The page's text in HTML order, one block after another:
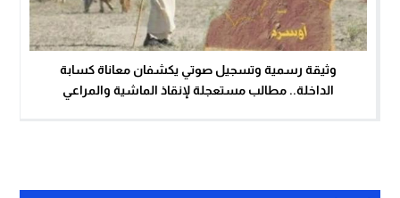
وثيقة رسمية وتسجيل صوتي يكشفان معاناة كسابة
الداخلة.. مطالب مستعجلة لإنقاذ الماشية والمراعي